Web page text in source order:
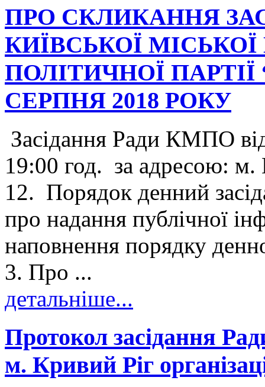
ПРО СКЛИКАННЯ
КИЇВСЬКОЇ МІСЬКОЇ
ПОЛІТИЧНОЇ
СЕРПНЯ 2018 РОКУ
Засідання Ради КМПО
19:00 год. за адресою: м.
12. Порядок денний
про надання публічної
наповнення порядку
3. Про ...
детальніше...
Протокол засідання
м. Кривий Ріг